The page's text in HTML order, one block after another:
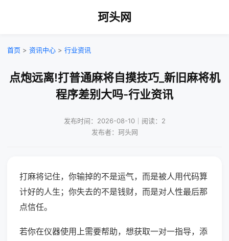
珂头网
首页 > 资讯中心 > 行业资讯
点炮远离!打普通麻将自摸技巧_新旧麻将机
程序差别大吗-行业资讯
发布时间：2026-08-10｜阅读：2
发布者：珂头网
打麻将记住，你输掉的不是运气，而是被人用代码算
计好的人生；你失去的不是钱财，而是对人性最后那
点信任。
若你在仪器使用上需要帮助，想获取一对一指导，添